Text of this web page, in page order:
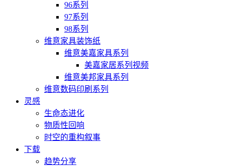
96系列
97系列
98系列
维意家具装饰纸
维意美嘉家具系列
美嘉家居系列视频
维意美邦家具系列
维意数码印刷系列
灵感
生命态进化
物质性回响
时空的重构叙事
下载
趋势分享